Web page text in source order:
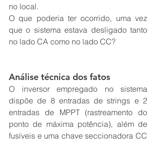
no local.
O que poderia ter ocorrido, uma vez
que o sistema estava desligado tanto
no lado CA como no lado CC?
Análise técnica dos fatos
O inversor empregado no sistema
dispõe de 8 entradas de strings e 2
entradas de MPPT (rastreamento do
ponto de máxima potência), além de
fusíveis e uma chave seccionadora CC